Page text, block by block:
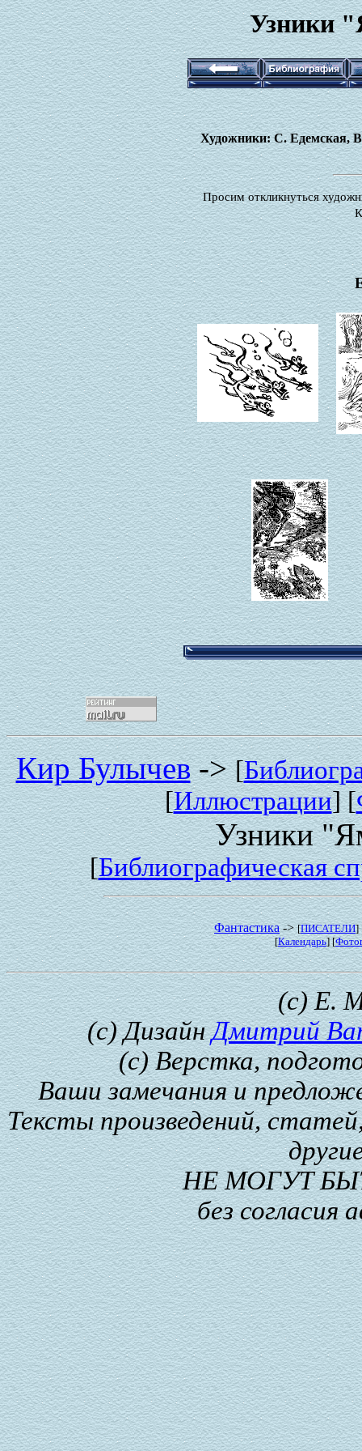
Узники
Художники: С. Едемская,
Просим откликнуться
Кир Булычев->[
[Иллюстрации] [
Узники
[Библиографическая
Фантастика->[ПИСАТЕЛИ]
[Календарь] [
(с) Е.
(с) ДизайнДмитрий
(с) Верстка,
Ваши замечания и
Тексты произведений,
НЕ МОГУТ
без согласия